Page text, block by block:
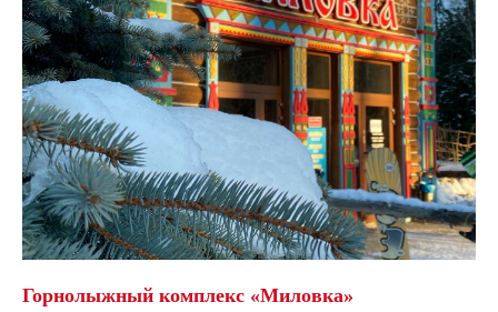
Горнолыжный комплекс «Миловка»